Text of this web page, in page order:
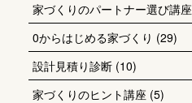
家づくりのパートナー選び講座
0からはじめる家づくり (29)
設計見積り診断 (10)
家づくりのヒント講座 (5)